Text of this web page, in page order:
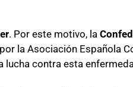
. Por este motivo, la
la Asociación Española
lucha contra esta